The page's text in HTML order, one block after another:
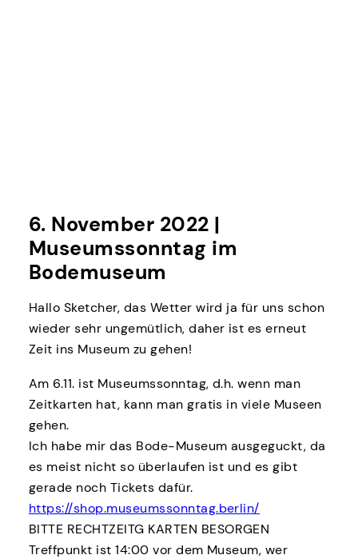
6. November 2022 |
Museumssonntag im
Bodemuseum
Hallo Sketcher, das Wetter wird ja für uns schon
wieder sehr ungemütlich, daher ist es erneut
Zeit ins Museum zu gehen!
Am 6.11. ist Museumssonntag, d.h. wenn man
Zeitkarten hat, kann man gratis in viele Museen
gehen.
Ich habe mir das Bode-Museum ausgeguckt, da
es meist nicht so überlaufen ist und es gibt
gerade noch Tickets dafür.
https://shop.museumssonntag.berlin/
BITTE RECHTZEITG KARTEN BESORGEN
Treffpunkt ist 14:00 vor dem Museum, wer